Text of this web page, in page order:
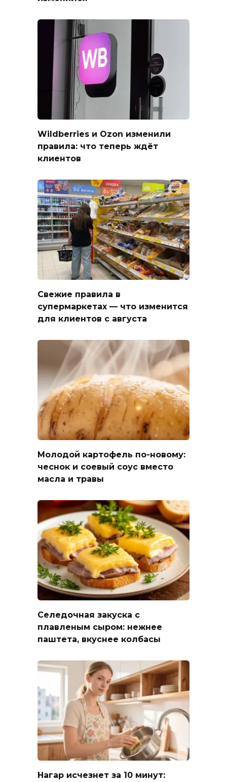
Wildberries и Ozon изменили
правила: что теперь ждёт
клиентов
Свежие правила в
супермаркетах — что изменится
для клиентов с августа
Молодой картофель по-новому:
чеснок и соевый соус вместо
масла и травы
Селедочная закуска с
плавленым сыром: нежнее
паштета, вкуснее колбасы
Нагар исчезнет за 10 минут: